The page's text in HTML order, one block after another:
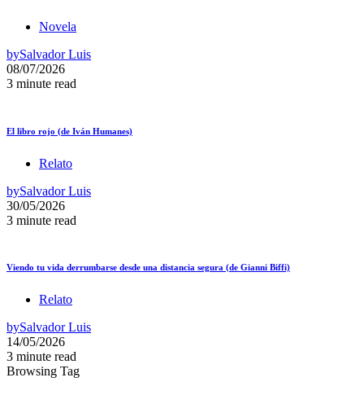
Novela
bySalvador Luis
08/07/2026
3 minute read
El libro rojo (de Iván Humanes)
Relato
bySalvador Luis
30/05/2026
3 minute read
Viendo tu vida derrumbarse desde una distancia segura (de Gianni Biffi)
Relato
bySalvador Luis
14/05/2026
3 minute read
Browsing Tag